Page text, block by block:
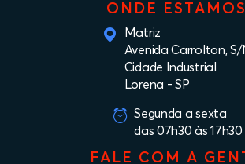
ONDE ESTAMOS
Matriz
Avenida Carrolton, S/
Cidade Industrial
Lorena - SP
Segunda a sexta
das 07h30 às 17h30
FALE COM A